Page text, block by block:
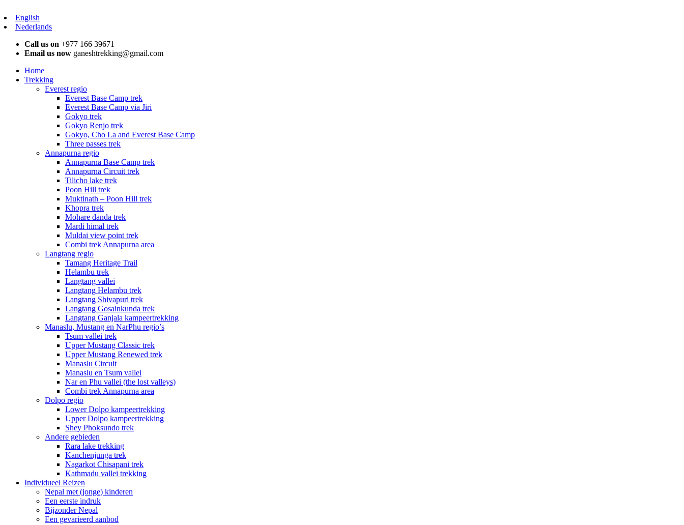
English
Nederlands
Call us on +977 166 39671
Email us now ganeshtrekking@gmail.com
Home
Trekking
Everest regio
Everest Base Camp trek
Everest Base Camp via Jiri
Gokyo trek
Gokyo Renjo trek
Gokyo, Cho La and Everest Base Camp
Three passes trek
Annapurna regio
Annapurna Base Camp trek
Annapurna Circuit trek
Tilicho lake trek
Poon Hill trek
Muktinath – Poon Hill trek
Khopra trek
Mohare danda trek
Mardi himal trek
Muldai view point trek
Combi trek Annapurna area
Langtang regio
Tamang Heritage Trail
Helambu trek
Langtang vallei
Langtang Helambu trek
Langtang Shivapuri trek
Langtang Gosainkunda trek
Langtang Ganjala kampeertrekking
Manaslu, Mustang en NarPhu regio’s
Tsum vallei trek
Upper Mustang Classic trek
Upper Mustang Renewed trek
Manaslu Circuit
Manaslu en Tsum vallei
Nar en Phu vallei (the lost valleys)
Combi trek Annapurna area
Dolpo regio
Lower Dolpo kampeertrekking
Upper Dolpo kampeertrekking
Shey Phoksundo trek
Andere gebieden
Rara lake trekking
Kanchenjunga trek
Nagarkot Chisapani trek
Kathmadu vallei trekking
Individueel Reizen
Nepal met (jonge) kinderen
Een eerste indruk
Bijzonder Nepal
Een gevarieerd aanbod